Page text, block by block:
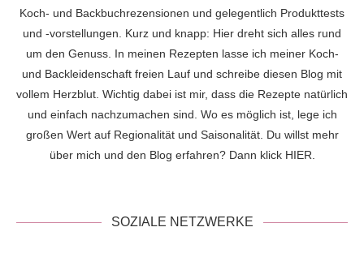
Koch- und Backbuchrezensionen und gelegentlich Produkttests
und -vorstellungen. Kurz und knapp: Hier dreht sich alles rund
um den Genuss. In meinen Rezepten lasse ich meiner Koch-
und Backleidenschaft freien Lauf und schreibe diesen Blog mit
vollem Herzblut. Wichtig dabei ist mir, dass die Rezepte natürlich
und einfach nachzumachen sind. Wo es möglich ist, lege ich
großen Wert auf Regionalität und Saisonalität. Du willst mehr
über mich und den Blog erfahren? Dann klick HIER
SOZIALE NETZWERKE